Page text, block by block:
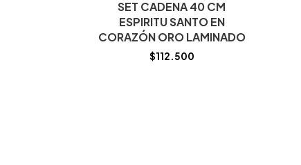
SET CADENA 40 CM
ESPIRITU SANTO EN
CORAZÓN ORO LAMINADO
$112.500